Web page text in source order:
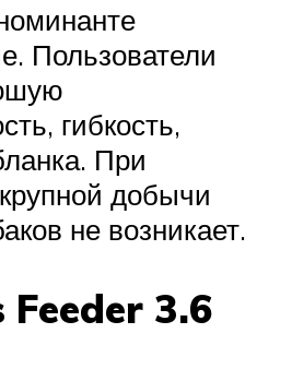
Пользователи
гибкость,
При
добычи
не возникает.
3.6